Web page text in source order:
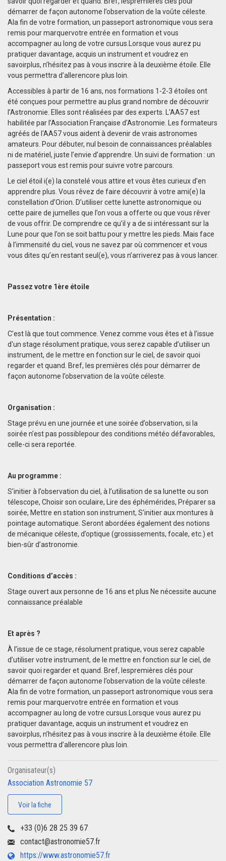
démarrer de façon autonome l’observation de la voûte céleste.
Ala fin de votre formation, un passeport astronomique vous sera
remis pour marquervotre entrée en formation et vous
accompagner au long de votre cursus.Lorsque vous aurez pu
pratiquer davantage, acquis un instrument et voudrez en
savoirplus, n’hésitez pas à vous inscrire à la deuxième étoile. Elle
vous permettra d’allerencore plus loin.
Accessibles à partir de 16 ans, nos formations 1-2-3 étoiles ont
été conçues pour permettre au plus grand nombre de découvrir
l’Astronomie. Elles sont réalisées par des experts. L'AA57 est
habilitée par l’Association Française d'Astronomie. Les formateurs
agréés de l'AA57 vous aident à devenir de vrais astronomes
amateurs. Pour débuter, nul besoin de connaissances préalables
ni de matériel, juste l’envie d’apprendre. Un suivi de formation : un
passeport vous est remis pour suivre votre parcours.
Le ciel étoil i(e) la constelé vous attire et vous êtes curieux d’en
apprendre plus. Vous rêvez de faire découvrir à votre ami(e) la
constellation d’Orion. D’utiliser cette lunette astronomique ou
cette paire de jumelles que l’on vous a offerte ou que vous rêver
de vous offrir. De comprendre ce qu’il y a de si intéressant sur la
Lune pour que l’on se soit battu pour y mettre les pieds. Mais face
à l’immensité du ciel, vous ne savez par où commencer et vous
vous dites qu’en restant seul(e), vous n’arriverez pas à vous lancer.
Passez votre 1ère étoile
Présentation :
C’est là que tout commence. Venez comme vous êtes et à l’issue
d'un stage résolument pratique, vous serez capable d’utiliser un
instrument, de le mettre en fonction sur le ciel, de savoir quoi
regarder et quand. Bref, les premières clés pour démarrer de
façon autonome l’observation de la voûte céleste.
Organisation :
Stage prévu en une journée et une soirée d’observation, si la
soirée n’est pas possiblepour des conditions météo défavorables,
celle-ci sera reportée.
Au programme :
S’initier à l’observation du ciel, à l’utilisation de sa lunette ou son
télescope, Choisir son oculaire, Lire des éphémérides, Préparer sa
soirée, Mettre en station son instrument, S'initier aux montures à
pointage automatique. Seront abordées également des notions
de mécanique céleste, d’optique (grossissements, focale, etc.) et
bien-sûr d’astronomie.
Conditions d’accès :
Stage ouvert aux personne de 16 ans et plus Ne nécessite aucune
connaissance préalable
Et après ?
À l’issue de ce stage, résolument pratique, vous serez capable
d’utiliser votre instrument, de le mettre en fonction sur le ciel, de
savoir quoi regarder et quand. Bref, lespremières clés pour
démarrer de façon autonome l’observation de la voûte céleste.
Ala fin de votre formation, un passeport astronomique vous sera
remis pour marquervotre entrée en formation et vous
accompagner au long de votre cursus.Lorsque vous aurez pu
pratiquer davantage, acquis un instrument et voudrez en
savoirplus, n’hésitez pas à vous inscrire à la deuxième étoile. Elle
vous permettra d’allerencore plus loin.
Organisateur(s)
Association Astronomie 57
Voir la fiche
+33 (0)6 28 25 39 67
contact@astronomie57.fr
https://www.astronomie57.fr